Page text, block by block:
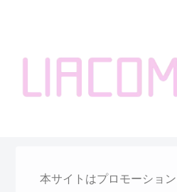
本サイトはプロモーショ